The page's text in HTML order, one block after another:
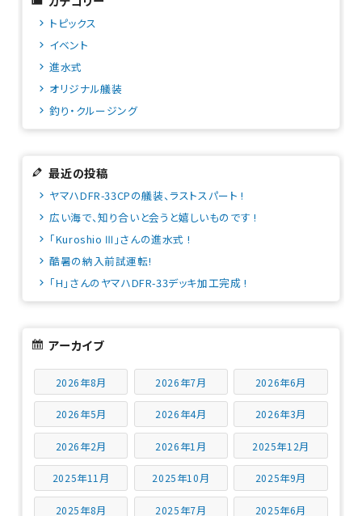
トピックス
イベント
進水式
オリジナル艤装
釣り・クルージング
最近の投稿
ヤマハDFR-33CPの艤装、ラストスパート !
広い海で、知り合いと会うと嬉しいものです !
「Kuroshio Ⅲ」さんの進水式 !
酷暑の納入前試運転!
「H」さんのヤマハDFR-33デッキ加工完成 !
アーカイブ
2026年8月 2026年7月 2026年6月
2026年5月 2026年4月 2026年3月
2026年2月 2026年1月 2025年12月
2025年11月 2025年10月 2025年9月
2025年8月 2025年7月 2025年6月